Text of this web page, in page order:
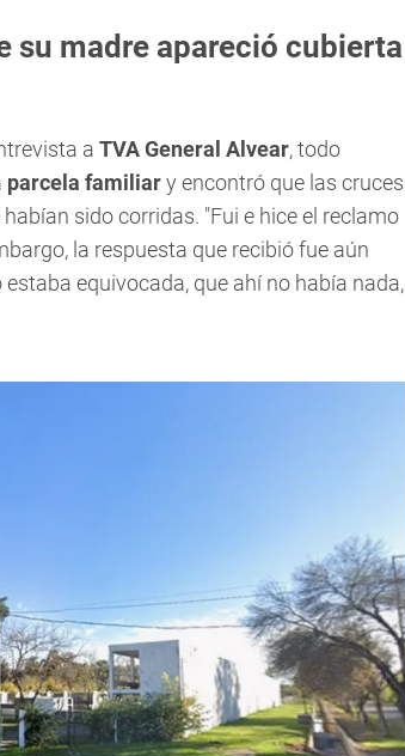
su madre apareció cubierta
a TVA General Alvear, todo
parcela familiary encontró que las cruces
sido corridas. "Fui e hice el reclamo
la respuesta que recibió fue aún
equivocada, que ahí no había nada,